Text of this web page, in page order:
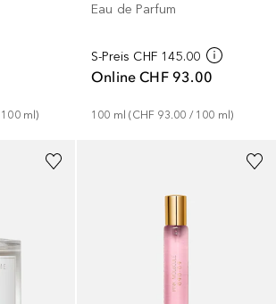
100 ml)
Eau de Parfum
S-Preis CHF 145.00
Online CHF 93.00
100 ml (CHF 93.00 / 100 ml)